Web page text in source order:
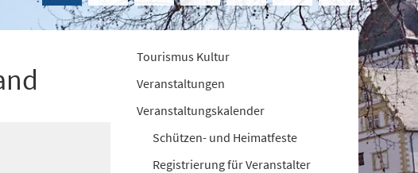
Tourismus Kultur
Veranstaltungen
Veranstaltungskalender
Schützen- und Heimatfeste
Registrierung für Veranstalter